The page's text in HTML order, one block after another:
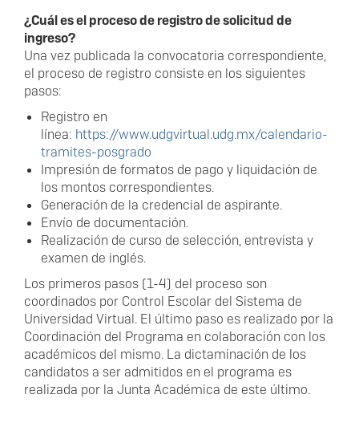
¿Cuál es el proceso de registro de solicitud de
ingreso?
Una vez publicada la convocatoria correspondiente,
el proceso de registro consiste en los siguientes
pasos:
Registro en
línea: https://www.udgvirtual.udg.mx/calendario-
tramites-posgrado
Impresión de formatos de pago y liquidación de
los montos correspondientes.
Generación de la credencial de aspirante.
Envío de documentación.
Realización de curso de selección, entrevista y
examen de inglés.
Los primeros pasos (1-4) del proceso son
coordinados por Control Escolar del Sistema de
Universidad Virtual. El último paso es realizado por la
Coordinación del Programa en colaboración con los
académicos del mismo. La dictaminación de los
candidatos a ser admitidos en el programa es
realizada por la Junta Académica de este último.